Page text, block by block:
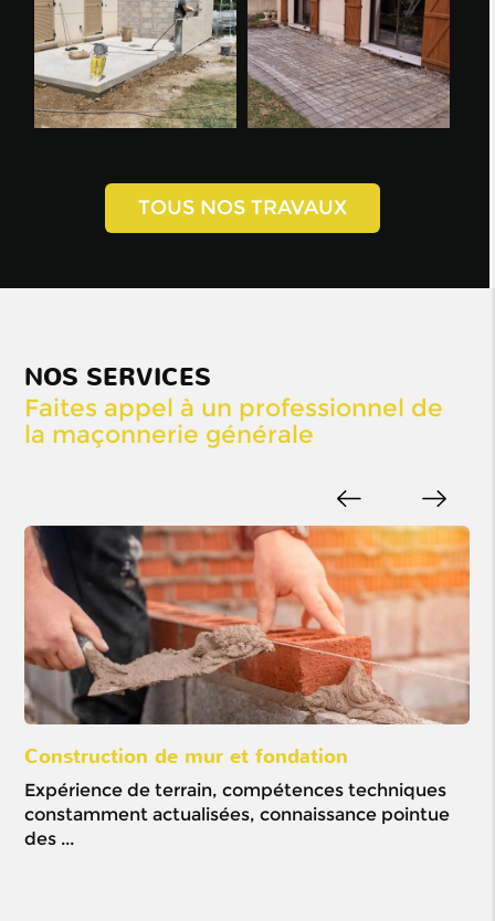
TOUS NOS TRAVAUX
NOS SERVICES
Faites appel à un professionnel de
la maçonnerie générale
Construction de mur et fondation
Expérience de terrain, compétences techniques
constamment actualisées, connaissance pointue
des ...